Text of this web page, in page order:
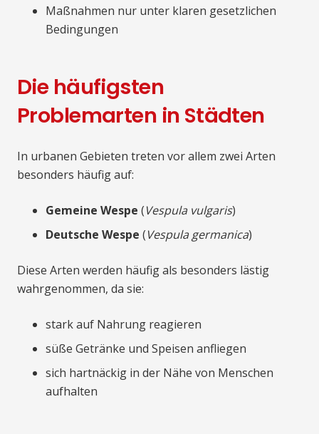
Maßnahmen nur unter klaren gesetzlichen
Bedingungen
Die häufigsten
Problemarten in Städten
In urbanen Gebieten treten vor allem zwei Arten
besonders häufig auf:
Gemeine Wespe (Vespula vulgaris)
Deutsche Wespe (Vespula germanica)
Diese Arten werden häufig als besonders lästig
wahrgenommen, da sie:
stark auf Nahrung reagieren
süße Getränke und Speisen anfliegen
sich hartnäckig in der Nähe von Menschen
aufhalten